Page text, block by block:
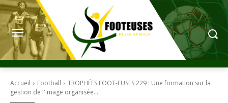
Accueil Football
TROPHÉES FOOT-EUSES 229 : Une formation sur la
gestion de l'image organisée...